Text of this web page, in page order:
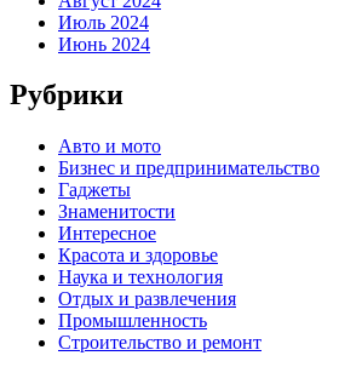
Июль 2024
Июнь 2024
Рубрики
Авто и мото
Бизнес и предпринимательство
Гаджеты
Знаменитости
Интересное
Красота и здоровье
Наука и технология
Отдых и развлечения
Промышленность
Строительство и ремонт